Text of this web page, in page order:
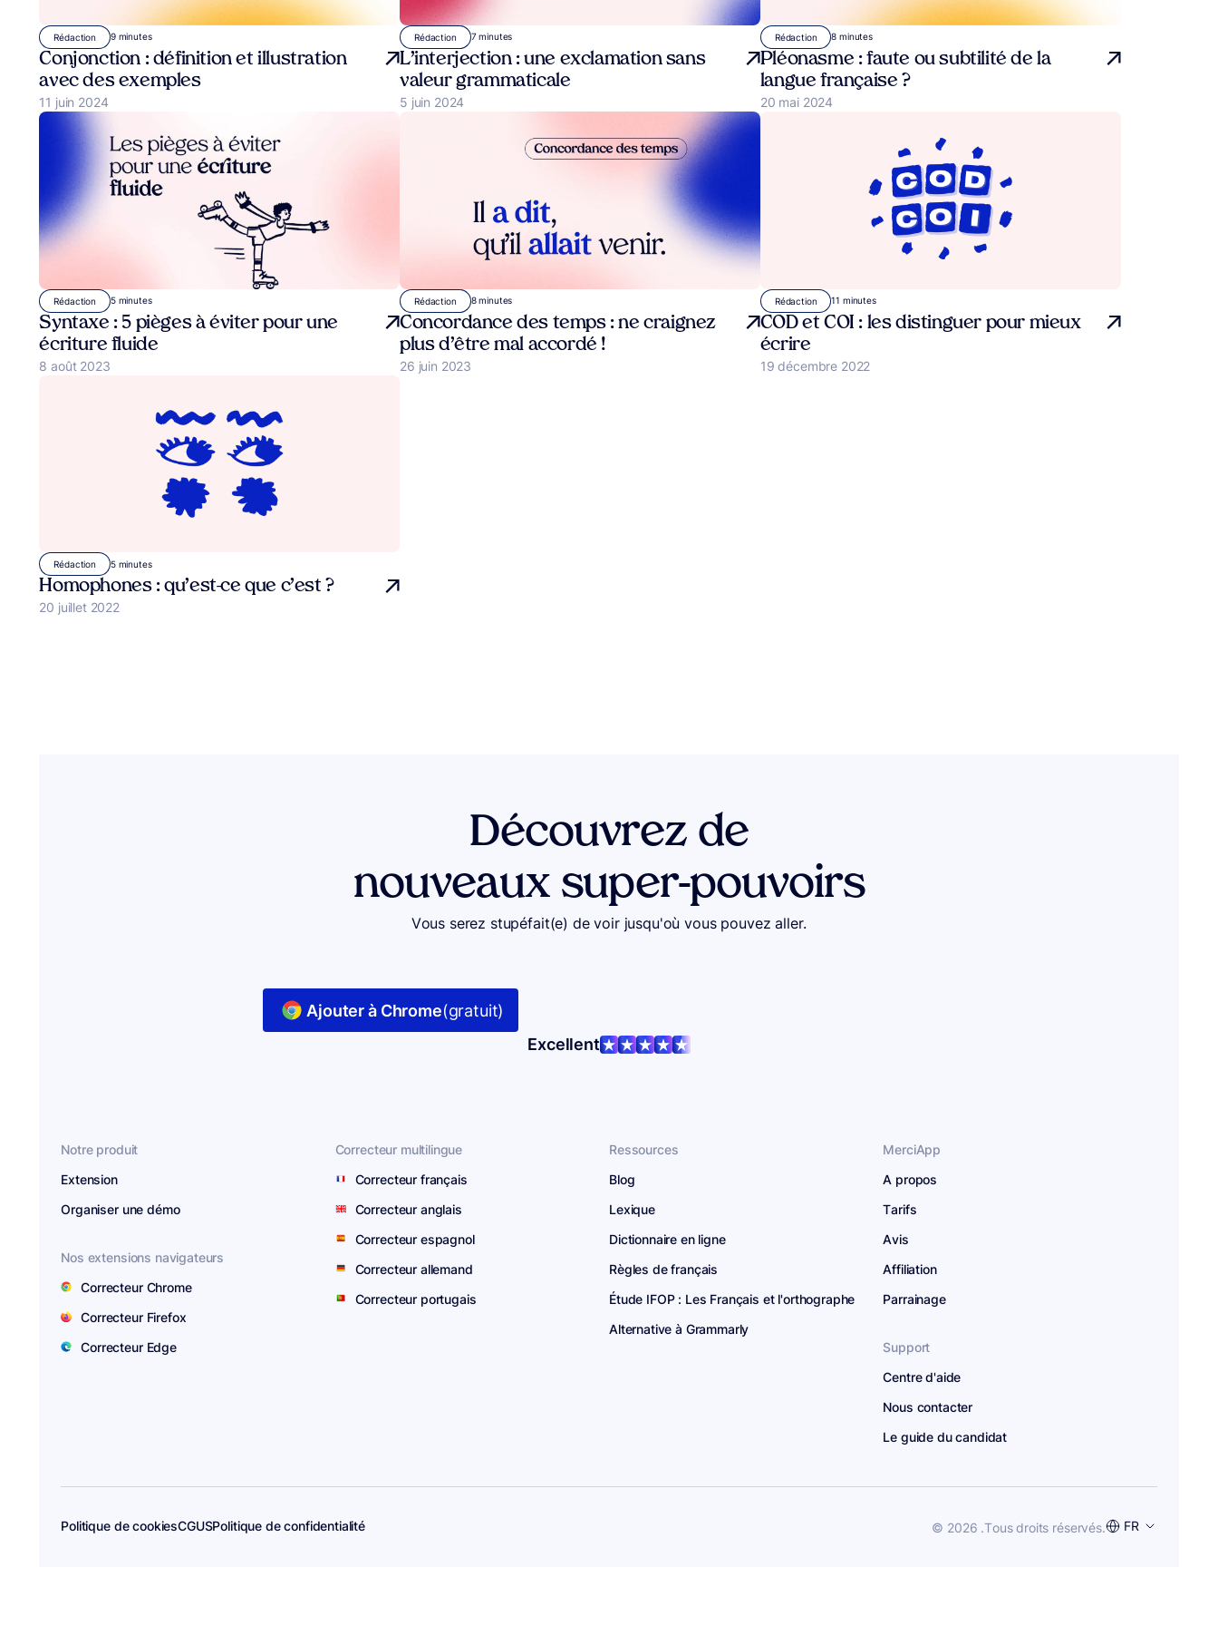
Rédaction 9 minutes
Conjonction : définition et illustration
avec des exemples
Publié le
11 juin 2024
Rédaction 7 minutes
L’interjection : une exclamation sans
valeur grammaticale
Publié le
5 juin 2024
Rédaction 8 minutes
Pléonasme : faute ou subtilité de la
langue française ?
Publié le
20 mai 2024
Rédaction 5 minutes
Syntaxe : 5 pièges à éviter pour une
écriture fluide
Publié le
8 août 2023
Rédaction 8 minutes
Concordance des temps : ne craignez
plus d’être mal accordé !
Publié le
26 juin 2023
Rédaction 11 minutes
COD et COI : les distinguer pour mieux
écrire
Publié le
19 décembre 2022
Rédaction 5 minutes
Homophones : qu’est-ce que c’est ?
Publié le
20 juillet 2022
Découvrez de
nouveaux super-pouvoirs
Vous serez stupéfait(e) de voir jusqu'où vous pouvez aller.
Ajouter à Chrome(gratuit)
Excellent
Notre produit
Extension
Organiser une démo
Nos extensions navigateurs
Correcteur Chrome
Correcteur Firefox
Correcteur Edge
Correcteur multilingue
Correcteur français
Correcteur anglais
Correcteur espagnol
Correcteur allemand
Correcteur portugais
Ressources
Blog
Lexique
Dictionnaire en ligne
Règles de français
Étude IFOP : Les Français et l'orthographe
Alternative à Grammarly
MerciApp
A propos
Tarifs
Avis
Affiliation
Parrainage
Support
Centre d'aide
Nous contacter
Le guide du candidat
Politique de cookiesCGUSPolitique de confidentialité © 2026 .Tous droits réservés.Choisir
FR